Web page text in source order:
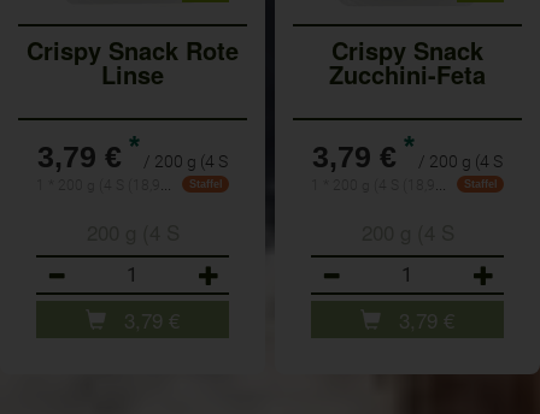
Crispy Snack Rote
Linse
3,79 € * / 200 g (4 S
Staffel
3,79 €
Crispy Snack
Zucchini-Feta
3,79 € * / 200 g (4 S
Staffel
3,79 €